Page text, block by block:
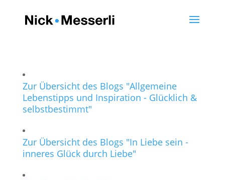
Zur Übersicht des Blogs "Allgemeine
Lebenstipps und Inspiration - Glücklich &
selbstbestimmt"
Zur Übersicht des Blogs "In Liebe sein -
inneres Glück durch Liebe"